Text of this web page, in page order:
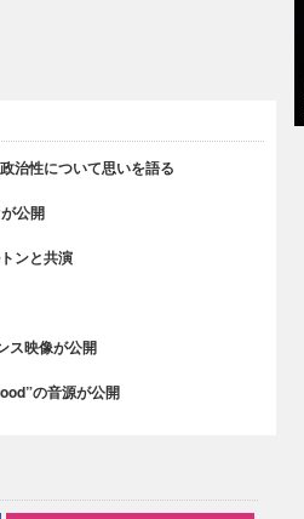
治性について思いを語る
公開
ンと共演
ス映像が公開
の音源が公開